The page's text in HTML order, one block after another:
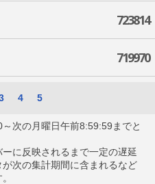
723814
719970
4 5
次の月曜日午前8:59:59までと
に反映されるまで一定の遅延
次の集計期間に含まれるなど